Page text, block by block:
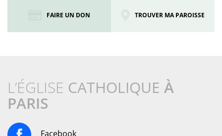
FAIRE UN DON TROUVER MA PAROISSE
L’ÉGLISE CATHOLIQUE À
PARIS
Facebook